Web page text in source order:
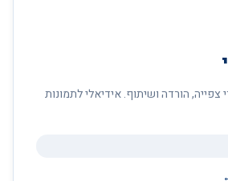
צפייה, הורדה ושיתוף. אידיאלי לתמונות